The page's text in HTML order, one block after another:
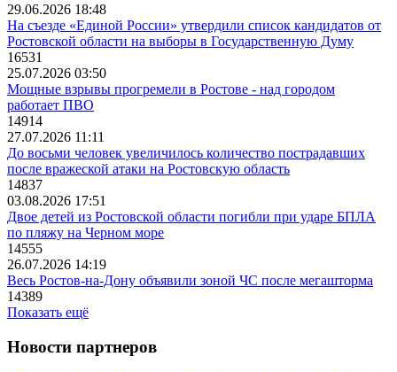
29.06.2026 18:48
На съезде «Единой России» утвердили список кандидатов от
Ростовской области на выборы в Государственную Думу
16531
25.07.2026 03:50
Мощные взрывы прогремели в Ростове - над городом
работает ПВО
14914
27.07.2026 11:11
До восьми человек увеличилось количество пострадавших
после вражеской атаки на Ростовскую область
14837
03.08.2026 17:51
Двое детей из Ростовской области погибли при ударе БПЛА
по пляжу на Черном море
14555
26.07.2026 14:19
Весь Ростов-на-Дону объявили зоной ЧС после мегашторма
14389
Показать ещё
Новости партнеров